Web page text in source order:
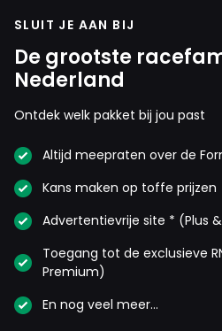
SLUIT JE AAN BIJ
De grootste
Nederland
Ontdek welk pakket bij jou past
Altijd meepraten over de
Kans maken op toffe prijzen
Advertentievrije site * (Plus
Toegang tot de exclusieve
Premium)
En nog veel meer…